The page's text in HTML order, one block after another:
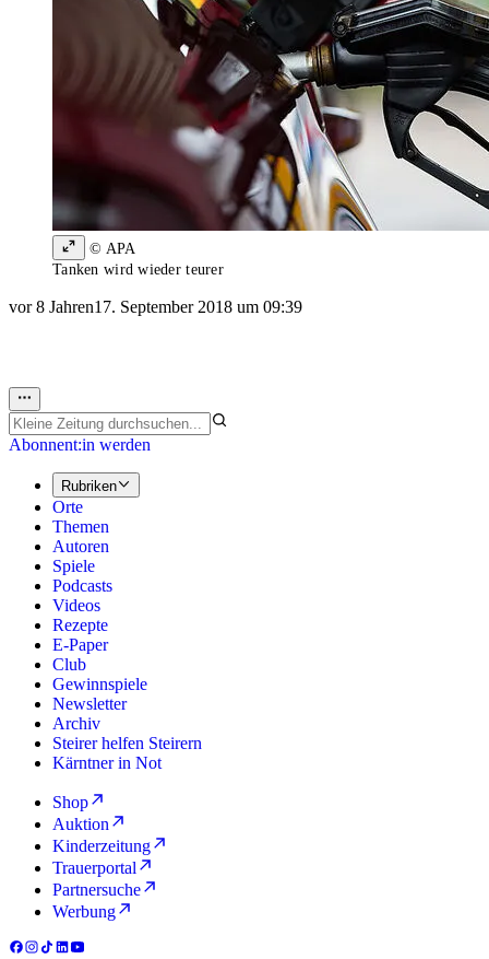
© APA
Tanken wird wieder teurer
vor 8 Jahren17. September 2018 um 09:39
Abonnent:in werden
Rubriken
Orte
Themen
Autoren
Spiele
Podcasts
Videos
Rezepte
E-Paper
Club
Gewinnspiele
Newsletter
Archiv
Steirer helfen Steirern
Kärntner in Not
Shop
Auktion
Kinderzeitung
Trauerportal
Partnersuche
Werbung